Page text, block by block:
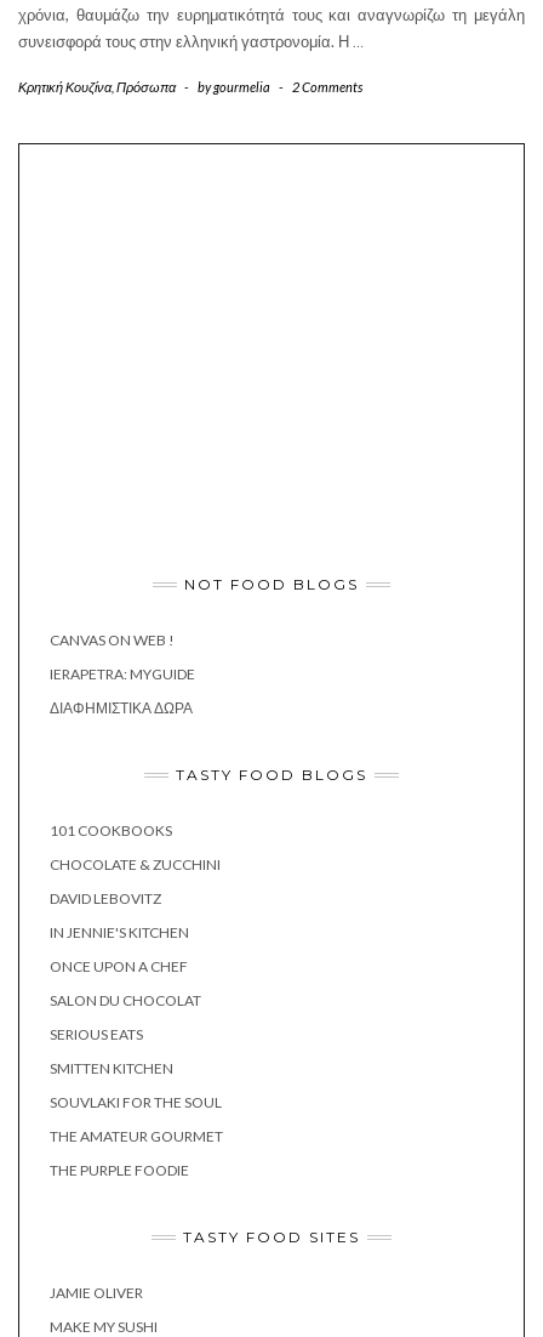
χρόνια, θαυμάζω την ευρηματικότητά τους και αναγνωρίζω τη μεγάλη
συνεισφορά τους στην ελληνική γαστρονομία. Η …
Κρητική Κουζίνα, Πρόσωπα - bygourmelia - 2 Comments
NOT FOOD BLOGS
CANVAS ON WEB !
IERAPETRA: MYGUIDE
ΔΙΑΦΗΜΙΣΤΙΚΆ ΔΏΡΑ
TASTY FOOD BLOGS
101 COOKBOOKS
CHOCOLATE & ZUCCHINI
DAVID LEBOVITZ
IN JENNIE'S KITCHEN
ONCE UPON A CHEF
SALON DU CHOCOLAT
SERIOUS EATS
SMITTEN KITCHEN
SOUVLAKI FOR THE SOUL
THE AMATEUR GOURMET
THE PURPLE FOODIE
TASTY FOOD SITES
JAMIE OLIVER
MAKE MY SUSHI